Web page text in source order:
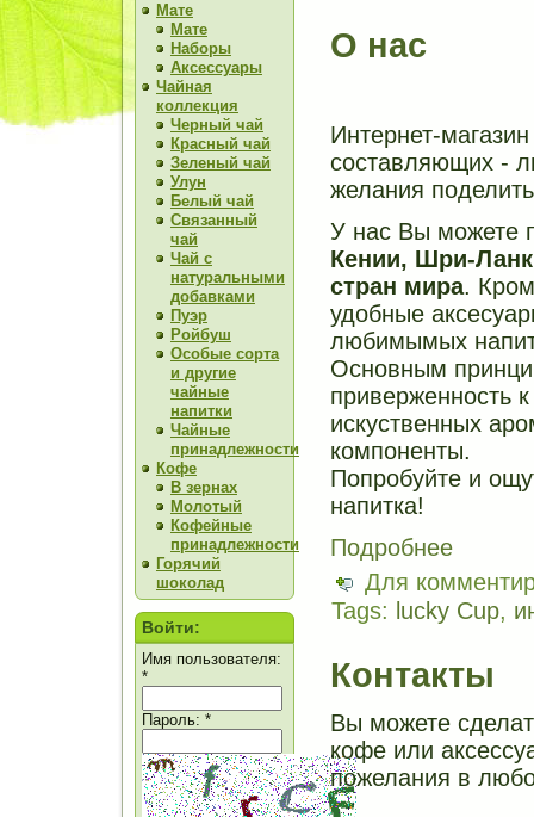
Мате
Мате
Наборы
Аксессуары
Чайная
коллекция
Черный чай
Красный чай
Зеленый чай
Улун
Белый чай
Связанный
чай
Чай с
натуральными
добавками
Пуэр
Ройбуш
Особые сорта
и другие
чайные
напитки
Чайные
принадлежности
Кофе
В зернах
Молотый
Кофейные
принадлежности
Горячий
шоколад
Войти:
Имя пользователя:
*
Пароль: *
О нас
Интернет-
составляющих -
желания
У нас Вы можете
Кении, Шри-
стран мира.
удобные
любимымых
Основным
приверженность
искуственных
компоненты.
Попробуйте и
напитка!
Подробнее
Для
Tags: lucky Cup,
Контакты
Вы можете
кофе или
пожелания в